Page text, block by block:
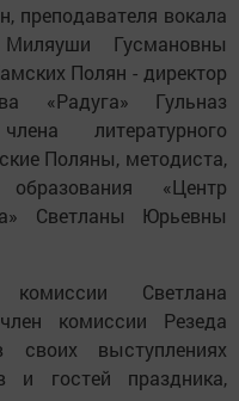
преподавателя вокала
Гусмановны
Полян - директор
«Радуга» Гульназ
литературного
Поляны, методиста,
образования «Центр
Светланы Юрьевны
комиссии Светлана
комиссии Резеда
выступлениях
и гостей праздника,